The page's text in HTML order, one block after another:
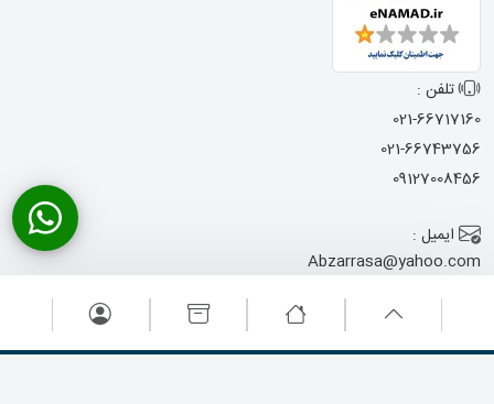
تلفن :
021-66717160
021-66743756
09127008456
ایمیل :
Abzarrasa@yahoo.com
آدرس :
تهران - خیابان امام
خمینی - نرسیده به میدان حسن آباد